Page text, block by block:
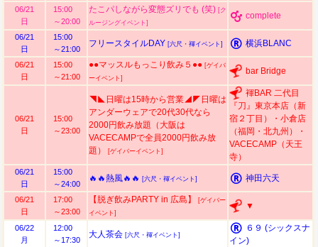
06/21
日
15:00
～20:00
たこパしながら変態ズリでも (笑) [ク
ルージングイベント]
complete
06/21
日
15:00
～21:00
フリースタイルDAY [六尺・褌イベント] 横浜BLANC
06/21
日
15:00
～21:00
●●マッスルもっこり飲み５●● [ゲイバ
ーイベント]
bar Bridge
06/21
日
15:00
～23:00
◥◣日曜は15時から営業◢◤日曜は
アンダーウェアで20代30代なら
2000円飲み放題（大阪は
VACECAMPで全員2000円飲み放
題）
[ゲイバーイベント]
褌BAR 二代目
『刀』東京本店（新
宿２丁目）・小倉店
（福岡・北九州）・
VACECAMP（天王
寺）
06/21
日
15:00
～24:00
🔥🔥熱風🔥🔥 [六尺・褌イベント] 神田六天
06/21
日
17:00
～23:00
【脱ぎ飲みPARTY in 広島】
[ゲイバー
イベント]
▼
06/22
月
12:00
～17:30
大人茶会 [六尺・褌イベント]
６９ (シックスナ
イン)